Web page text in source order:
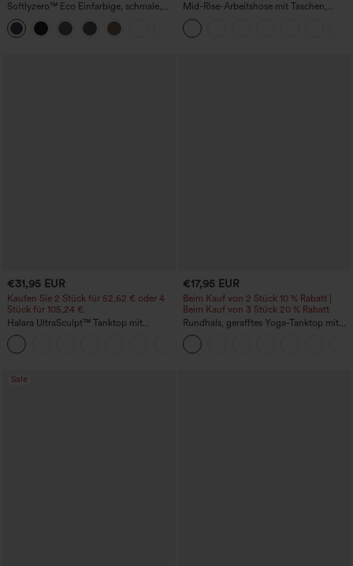
Softlyzero™ Eco Einfarbige, schmale,
hoch taillierte Wanderhose mit
mehreren Taschen
Mid-Rise-Arbeitshose mit Taschen,
Barrel-Leg und weiter Passform
€31,95 EUR
Kaufen Sie 2 Stück für 52,62 € oder 4
Stück für 105,24 €.
Halara UltraSculpt™ Tanktop mit
Rundhalsausschnitt und
geschwungenem Saum
€17,95 EUR
Beim Kauf von 2 Stück 10 % Rabatt |
Beim Kauf von 3 Stück 20 % Rabatt
Rundhals, gerafftes Yoga-Tanktop mit
Cool-Touch-Effekt – UPF50+
Sale